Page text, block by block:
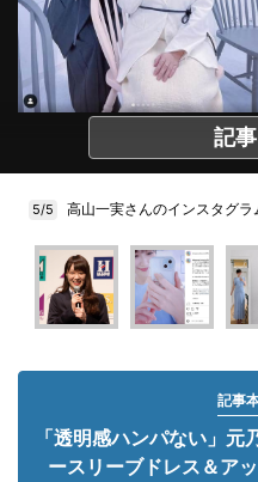
記
5/5 高山一実さんのインスタグ
記事
「透明感ハンパない」
ースリーブドレス＆ア